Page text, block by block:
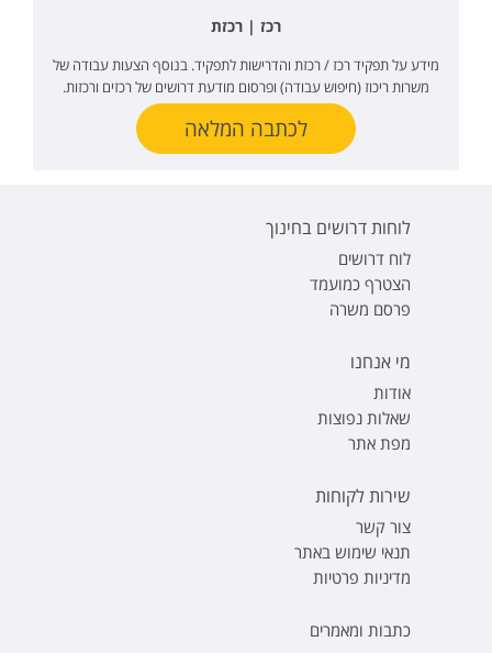
רכז | רכזת
מידע על תפקיד רכז / רכזת והדרישות לתפקיד. בנוסף הצעות עבודה של
משרות ריכוז (חיפוש עבודה) ופרסום מודעת דרושים של רכזים ורכזות.
לכתבה המלאה
לוחות דרושים בחינוך
לוח דרושים
הצטרף כמועמד
פרסם משרה
מי אנחנו
אודות
שאלות נפוצות
מפת אתר
שירות לקוחות
צור קשר
תנאי שימוש באתר
מדיניות פרטיות
כתבות ומאמרים